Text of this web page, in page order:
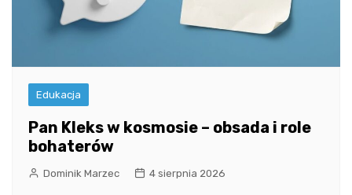
Edukacja
Pan Kleks w kosmosie – obsada i role
bohaterów
Dominik Marzec 4 sierpnia 2026